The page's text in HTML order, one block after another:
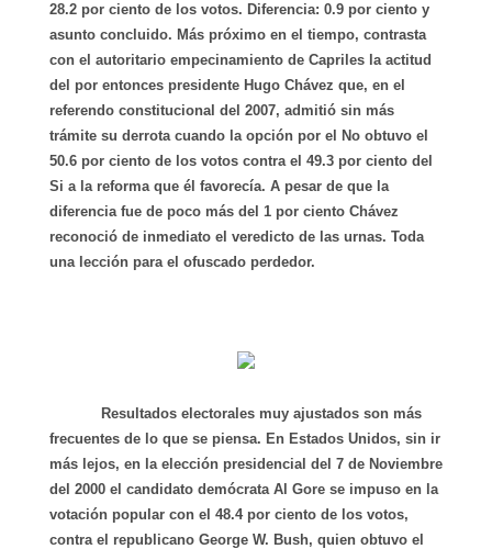
28.2 por ciento de los votos. Diferencia: 0.9 por ciento y
asunto concluido. Más próximo en el tiempo, contrasta
con el autoritario empecinamiento de Capriles la actitud
del por entonces presidente Hugo Chávez que, en el
referendo constitucional del 2007, admitió sin más
trámite su derrota cuando la opción por el No obtuvo el
50.6 por ciento de los votos contra el 49.3 por ciento del
Si a la reforma que él favorecía. A pesar de que la
diferencia fue de poco más del 1 por ciento Chávez
reconoció de inmediato el veredicto de las urnas. Toda
una lección para el ofuscado perdedor.
Resultados electorales muy ajustados son más
frecuentes de lo que se piensa. En Estados Unidos, sin ir
más lejos, en la elección presidencial del 7 de Noviembre
del 2000 el candidato demócrata Al Gore se impuso en la
votación popular con el 48.4 por ciento de los votos,
contra el republicano George W. Bush, quien obtuvo el